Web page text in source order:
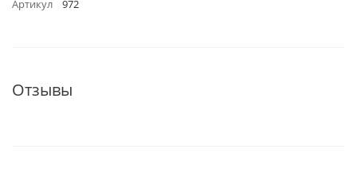
Артикул
972
Отзывы